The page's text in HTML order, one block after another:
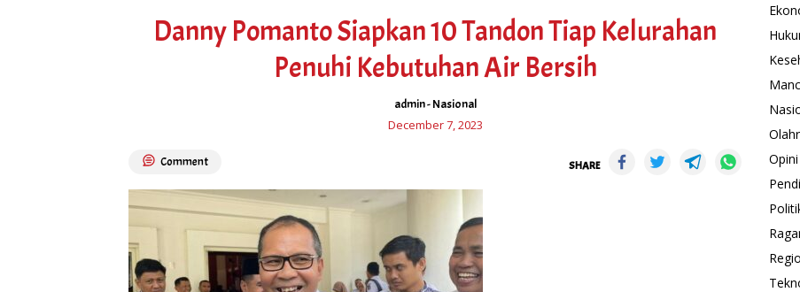
Danny Pomanto Siapkan 10 Tandon Tiap Kelurahan
Penuhi Kebutuhan Air Bersih
admin-Nasional
December 7, 2023
Comment SHARE
Opini